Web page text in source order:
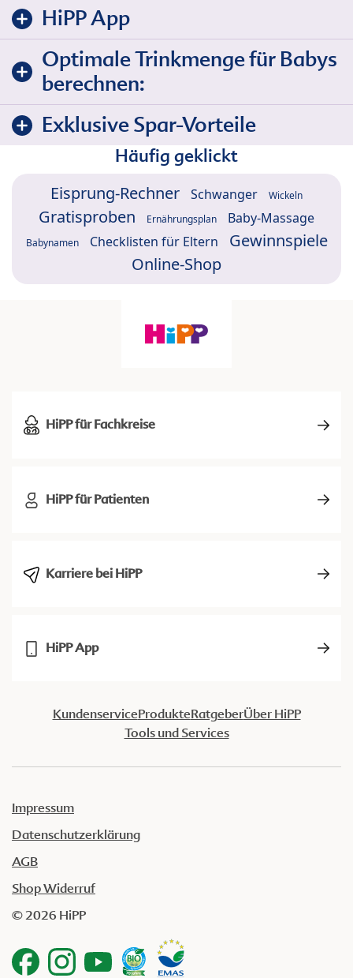
HiPP App
Optimale Trinkmenge für Babys
berechnen:
Exklusive Spar-Vorteile
Häufig geklickt
Eisprung-Rechner Schwanger Wickeln
Gratisproben Ernährungsplan Baby-Massage
Babynamen Checklisten für Eltern
Gewinnspiele
Online-Shop
HiPP für Fachkreise
HiPP für Patienten
Karriere bei HiPP
HiPP App
KundenserviceProdukteRatgeberÜber HiPP
Tools und Services
Impressum
Datenschutzerklärung
AGB
Shop Widerruf
© 2026 HiPP